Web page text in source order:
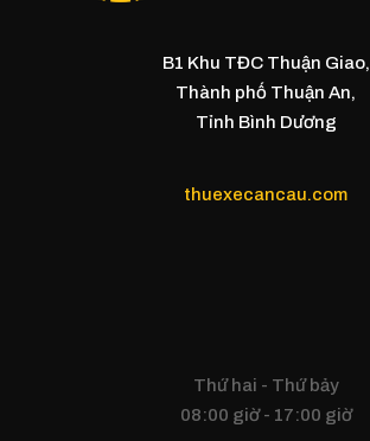
B1 Khu TĐC Thuận Giao,
Thành phố Thuận An,
Tỉnh Bình Dương
thuexecancau.com
Thứ hai - Thứ bảy
08:00 giờ - 17:00 giờ